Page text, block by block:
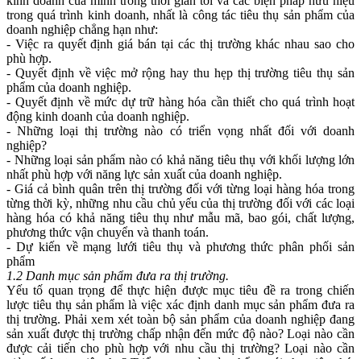
trong quá trình kinh doanh, nhất là công tác tiêu thụ sản phẩm của
doanh nghiệp chẳng hạn như:
- Việc ra quyết định giá bán tại các thị trường khác nhau sao cho
phù hợp.
- Quyết định về việc mở rộng hay thu hẹp thị trường tiêu thụ sản
phẩm của doanh nghiệp.
- Quyết định về mức dự trữ hàng hóa cần thiết cho quá trình hoạt
động kinh doanh của doanh nghiệp.
- Những loại thị trường nào có triển vọng nhất đối với doanh
nghiệp?
- Những loại sản phẩm nào có khả năng tiêu thụ với khối lượng lớn
nhất phù hợp với năng lực sản xuất của doanh nghiệp.
- Giá cả bình quân trên thị trường đối với từng loại hàng hóa trong
từng thời kỳ, những nhu cầu chủ yếu của thị trường đối với các loại
hàng hóa có khả năng tiêu thụ như mẫu mã, bao gói, chất lượng,
phương thức vận chuyển và thanh toán.
- Dự kiến về mạng lưới tiêu thụ và phương thức phân phối sản
phẩm
1.2 Danh mục sản phẩm đưa ra thị trường.
Yếu tố quan trọng để thực hiện được mục tiêu đề ra trong chiến
lược tiêu thụ sản phẩm là việc xác định danh mục sản phẩm đưa ra
thị trường. Phải xem xét toàn bộ sản phẩm của doanh nghiệp đang
sản xuất được thị trường chấp nhận đến mức độ nào? Loại nào cần
được cải tiến cho phù hợp với nhu cầu thị trường? Loại nào cần